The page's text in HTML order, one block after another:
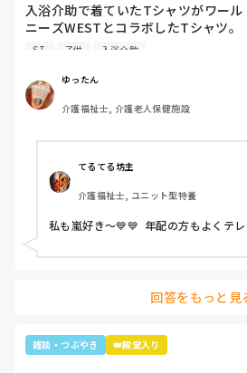
入浴介助で着ていたTシャツがワー
ニーズWESTとコラボしたTシャツ。
暑いししんどいから、せめて好きなT
別のフロアの利用者さん達で私はリ
と「可愛いTシャツね☺️」と言われ「
レーボールの世界大会で好きなアイ
ーズ…(きっとWESTの読み方分から
ーズが好きなのね😊」と。
大好きと伝えると「私もよ、あなた
1番好きと伝えると利用者さんが嵐の
っていき「後2人…。どないしよ、あ
んわ😩」と言うと近くの利用者さん
や」と😂😂
ムタクしか居ないこと、SMAPは解散
言いやん😊」と(笑)
そこから利用者さんは「キムタクは
ST 子供 入浴介助
ゆったん
介護福祉士, 介護老人保健施設
てるてる坊主
介護福祉士, ユニット型特養
私も嵐好き～💙💙  年配の方もよくテレ
回答をもっと見
雑談・つぶやき 👑殿堂入り